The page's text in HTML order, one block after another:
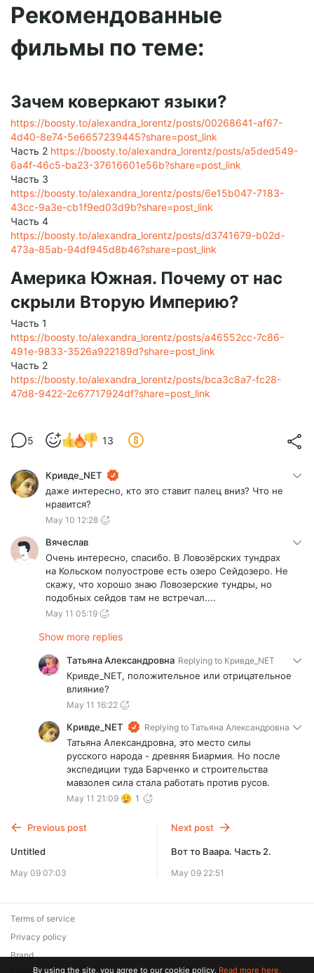
Рекомендованные
фильмы по теме:
Зачем коверкают языки?
https://boosty.to/alexandra_lorentz/posts/00268641-af67-
4d40-8e74-5e6657239445?share=post_link
Часть 2 https://boosty.to/alexandra_lorentz/posts/a5ded549-
6a4f-46c5-ba23-37616601e56b?share=post_link
Часть 3
https://boosty.to/alexandra_lorentz/posts/6e15b047-7183-
43cc-9a3e-cb1f9ed03d9b?share=post_link
Часть 4
https://boosty.to/alexandra_lorentz/posts/d3741679-b02d-
473a-85ab-94df945d8b46?share=post_link
Америка Южная. Почему от нас
скрыли Вторую Империю?
Часть 1
https://boosty.to/alexandra_lorentz/posts/a46552cc-7c86-
491e-9833-3526a922189d?share=post_link
Часть 2
https://boosty.to/alexandra_lorentz/posts/bca3c8a7-fc28-
47d8-9422-2c67717924df?share=post_link
5 13
Кривде_NET
даже интересно, кто это ставит палец вниз? Что не
нравится?
May 10 12:28
Вячеслав
Очень интересно, спасибо. В Ловозёрских тундрах
на Кольском полуострове есть озеро Сейдозеро. Не
скажу, что хорошо знаю Ловозерские тундры, но
подобных сейдов там не встречал....
May 11 05:19
Show more replies
Татьяна Александровна Replying to Кривде_NET
Кривде_NET, положительное или отрицательное
влияние?
May 11 16:22
Кривде_NET Replying to Татьяна Александровна
Татьяна Александровна, это место силы
русского народа - древняя Биармия. Но после
экспедиции туда Барченко и строительства
мавзолея сила стала работать против русов.
May 11 21:09 1
Previous post
Untitled
May 09 07:03
Next post
Вот то Ваара. Часть 2.
May 09 22:51
Terms of service
Privacy policy
Brand
By using the site, you agree to our cookie policy. Read more here.